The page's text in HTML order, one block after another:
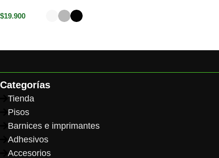
$19.900
Categorías
Tienda
Pisos
Barnices e imprimantes
Adhesivos
Accesorios